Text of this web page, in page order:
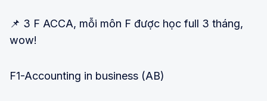
📌 3 F ACCA, mỗi môn F được học full 3 tháng,
wow!
F1-Accounting in business (AB)